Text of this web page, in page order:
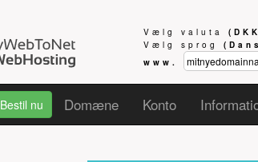
Vælg valuta
Vælg sprog
www.
Bestil nu Domæne Konto